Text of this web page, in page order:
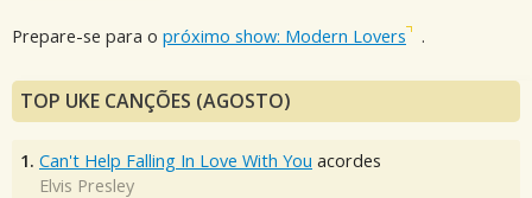
Prepare-se para o próximo show: Modern Lovers .
TOP UKE CANÇÕES (AGOSTO)
1. Can't Help Falling In Love With You acordes
Elvis Presley